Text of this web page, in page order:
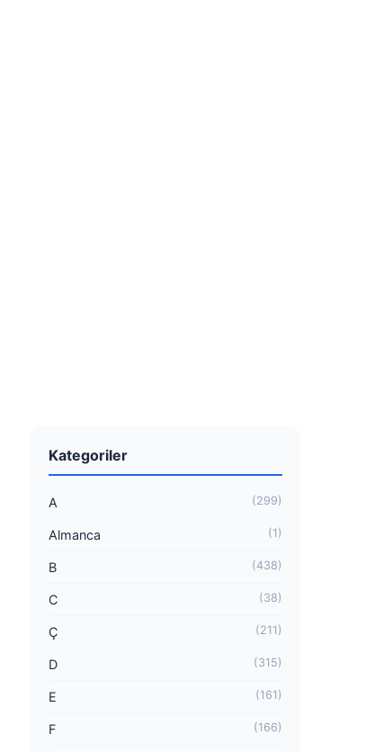
Kategoriler
A (299)
Almanca (1)
B (438)
C (38)
Ç (211)
D (315)
E (161)
F (166)